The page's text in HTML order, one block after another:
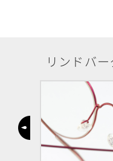
リンドバ